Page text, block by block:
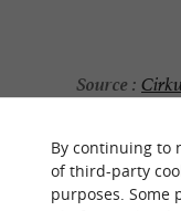
Source :
By continuing to
of third-party
purposes. Some